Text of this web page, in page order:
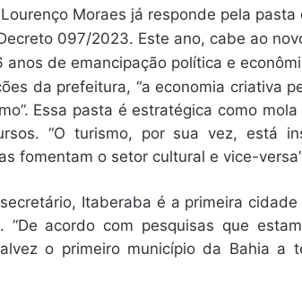
Moraes já responde pela
097/2023. Este ano, cabe ao
anos de emancipação política e
da prefeitura, “a economia criativa
Essa pasta é estratégica como
“O turismo, por sua vez, está
fomentam o setor cultural e vice-
Itaberaba é a primeira
“De acordo com pesquisas que
o primeiro município da Bahia a